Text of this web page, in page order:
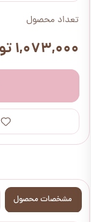
تعداد محصول
۱,۰۷۳,۰۰۰ تومان
مشخصات محصول